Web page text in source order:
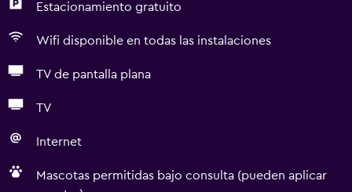
Estacionamiento gratuito
Wifi disponible en todas las instalaciones
TV de pantalla plana
TV
Internet
Mascotas permitidas bajo consulta (pueden aplicar